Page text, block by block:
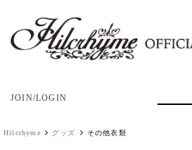
JOIN/LOGIN
Hilcrhyme グッズ その他衣類